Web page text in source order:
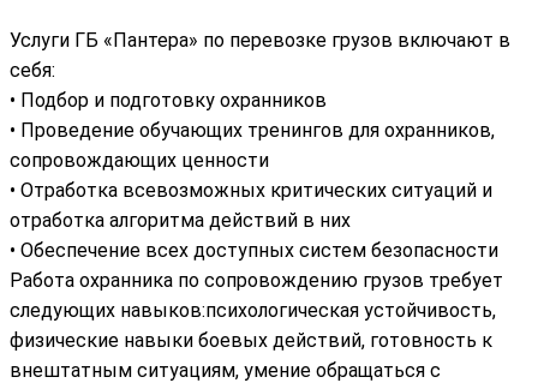
Услуги ГБ «Пантера» по перевозке грузов включают в
себя:
• Подбор и подготовку охранников
• Проведение обучающих тренингов для охранников,
сопровождающих ценности
• Отработка всевозможных критических ситуаций и
отработка алгоритма действий в них
• Обеспечение всех доступных систем безопасности
Работа охранника по сопровождению грузов требует
следующих навыков:психологическая устойчивость,
физические навыки боевых действий, готовность к
внештатным ситуациям, умение обращаться с